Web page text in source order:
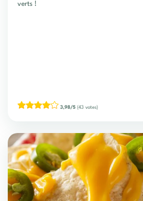
verts !
3,98/5 (43 votes)